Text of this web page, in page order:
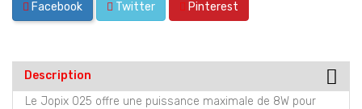
Facebook Twitter Pinterest
Description
Le Jopix 025 offre une puissance maximale de 8W pour